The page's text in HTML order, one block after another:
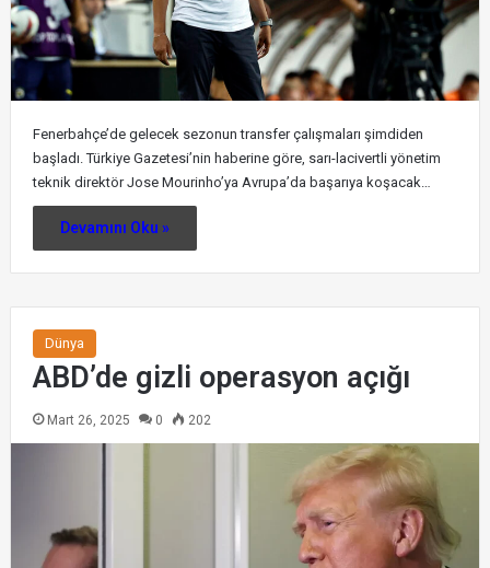
Fenerbahçe’de gelecek sezonun transfer çalışmaları şimdiden
başladı. Türkiye Gazetesi’nin haberine göre, sarı-lacivertli yönetim
teknik direktör Jose Mourinho’ya Avrupa’da başarıya koşacak…
Devamını Oku »
Dünya
ABD’de gizli operasyon açığı
Mart 26, 2025 0 202